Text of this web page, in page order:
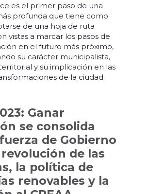
es el primer paso de una
profunda que tiene como
de una hoja de ruta
vistas a marcar los pasos de
en el futuro más próximo,
su carácter municipalista,
y su implicación en las
de la ciudad.
Ganar
se consolida
de Gobierno
de las
la política de
renovables y la